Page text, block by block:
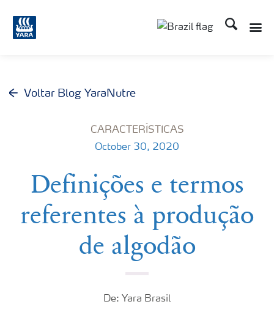
Busca
Voltar Blog YaraNutre
CARACTERÍSTICAS
October 30, 2020
Definições e termos
referentes à produção
de algodão
De: Yara Brasil